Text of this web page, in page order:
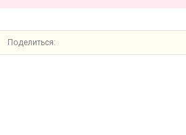
Поделиться: